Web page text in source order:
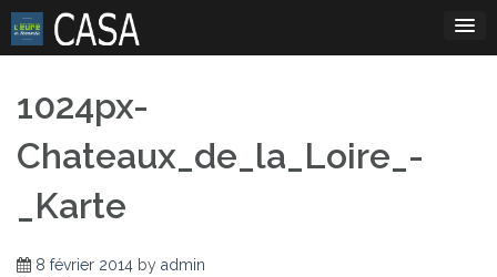
Skip
content
1024px-
Chateaux_de_la_Loire_-
_Karte
8 février 2014 by admin